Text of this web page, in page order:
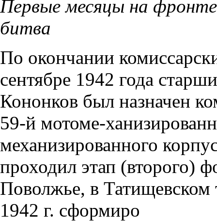
Первые месяцы на
битва
По окончании
сентябре 1942 года
Кононков был назначен
59-й мотоме-
механизированного
проходил этап (второго)
Поволжье, в Татищевском
1942 г. сформиро